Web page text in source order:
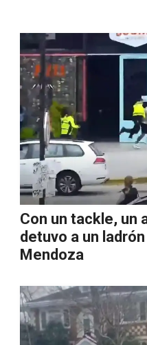
Con un tackle, un
detuvo a un
Mendoza